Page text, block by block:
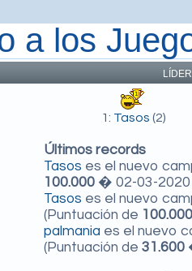
a los
1: Tasos (2)
Últimos records
Tasos es el nuevo
100.000 � 02-03-2020
Tasos es el nuevo
(Puntuación de 100.000
palmania es el nuevo
(Puntuación de 31.600